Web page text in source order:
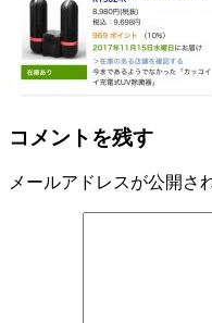
コメントを残す
メールアドレスが公開さ